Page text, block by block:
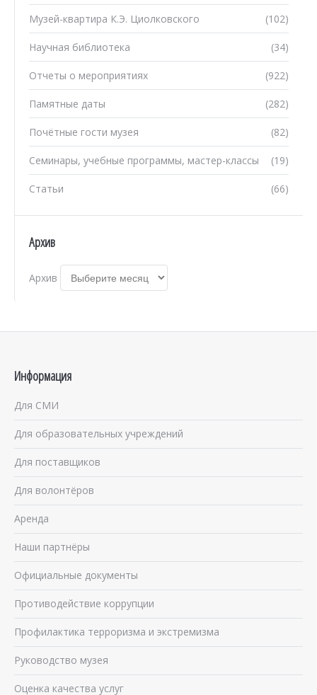
(102)
Музей-квартира К.Э. Циолковского
(34)
Научная библиотека
(922)
Отчеты о мероприятиях
(282)
Памятные даты
(82)
Почётные гости музея
(19)
Семинары, учебные программы, мастер-классы
(66)
Статьи
Архив
Архив
Информация
Для СМИ
Для образовательных учреждений
Для поставщиков
Для волонтёров
Аренда
Наши партнёры
Официальные документы
Противодействие коррупции
Профилактика терроризма и экстремизма
Руководство музея
Оценка качества услуг